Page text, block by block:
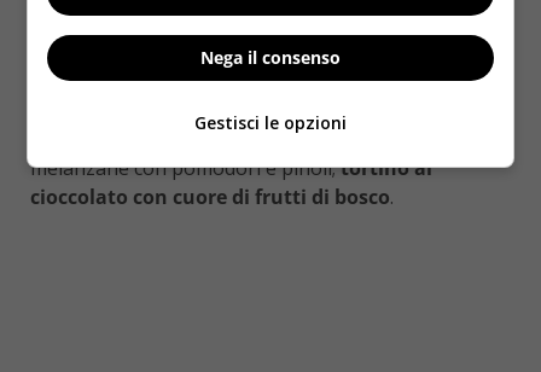
mortadella, con una fonduta di parmigiano e porri
fritti);
vellutata di patatecon uova marinate e
gallinella;risotto con sentore di limone, gamberi
rossi di Mazara del Vallo e animelle di vitello fritte;
spigola con pelle croccantesu zoccoletto di
melanzane con pomodori e pinoli;tortino al
cioccolato con cuore di frutti di bosco.
Nega il consenso
Gestisci le opzioni